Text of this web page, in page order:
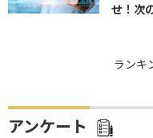
せ！次
ランキ
アンケート